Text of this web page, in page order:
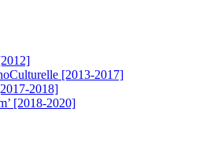
[2013-2017]
2018]
[2018-2020]